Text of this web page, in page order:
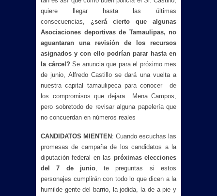
quiere llegar hasta las últimas
consecuencias,
¿será cierto que algunas
Asociaciones deportivas de Tamaulipas, no
aguantaran una revisión de los recursos
asignados y con ello podrían parar hasta en
la cárcel? Se anuncia que para el próximo mes
de junio, Alfredo Castillo se dará una vuelta a
nuestra capital tamaulipeca para conocer de
los compromisos que dejara Mena Campos,
pero sobretodo de revisar alguna papelería que
no concuerdan en números reales
CANDIDATOS MIENTEN : Cuando escuchas las
promesas de campaña de los candidatos a la
diputación federal en las próximas elecciones
del 7 de junio, te preguntas si estos
personajes cumplirán con todo lo que dicen a la
humilde gente del barrio, la jodida, la de a pie y